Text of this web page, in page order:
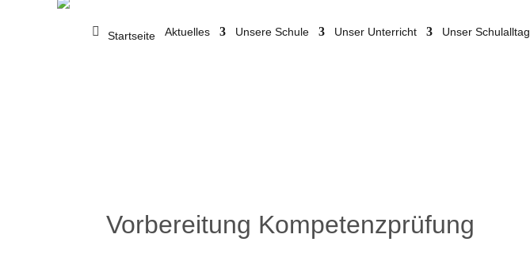
Startseite Aktuelles Unsere Schule Unser Unterricht Unser Schulalltag
Vorbereitung Kompetenzprüfung